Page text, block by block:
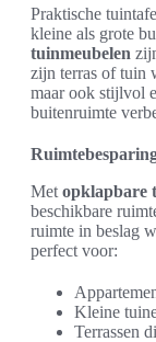
Praktische
kleine als grote
tuinmeubelen
zijn terras of tuin
maar ook stijlvol
buitenruimte
Met opklapbare
beschikbare
ruimte in beslag
perfect voor:
Kleine
Terrassen